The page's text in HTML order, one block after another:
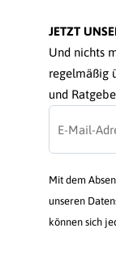
JETZT
Und nichts
regelmäßig
und
Mit dem
unseren
können sich